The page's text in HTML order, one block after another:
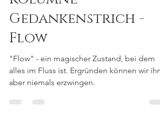
Julia Schallberger
27. Feb.
2 Min. Lesezeit
Kolumne
Gedankenstrich -
Flow
"Flow" - ein magischer Zustand, bei dem